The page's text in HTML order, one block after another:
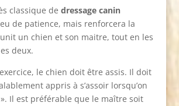
classique de dressage canin
de patience, mais renforcera la
un chien et son maitre, tout en les
deux.
le chien doit être assis. Il doit
appris à s’assoir lorsqu’on
Il est préférable que le maître soit